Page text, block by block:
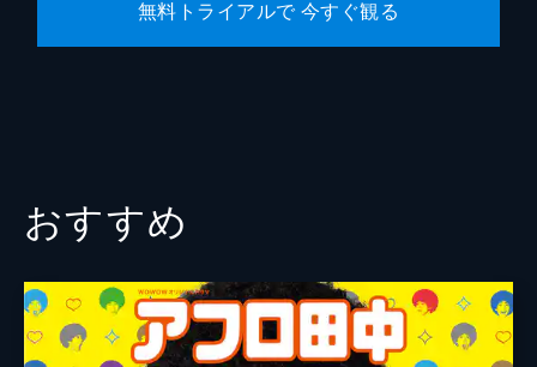
無料トライアルで 今すぐ観る
おすすめ